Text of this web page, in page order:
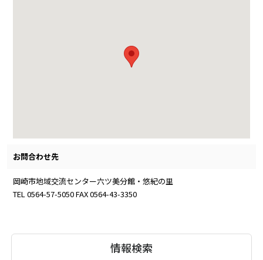
お問合わせ先
岡崎市地域交流センター六ツ美分館・悠紀の里
TEL 0564-57-5050 FAX 0564-43-3350
情報検索